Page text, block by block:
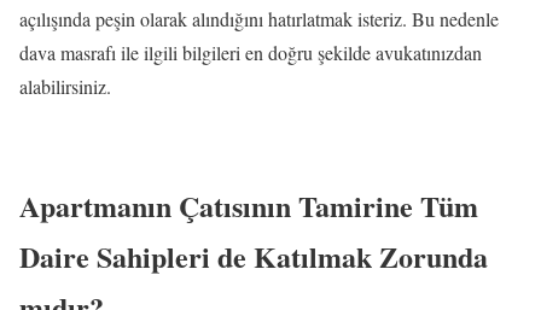
açılışında peşin olarak alındığını hatırlatmak isteriz. Bu nedenle
dava masrafı ile ilgili bilgileri en doğru şekilde avukatınızdan
alabilirsiniz.
Apartmanın Çatısının Tamirine Tüm
Daire Sahipleri de Katılmak Zorunda